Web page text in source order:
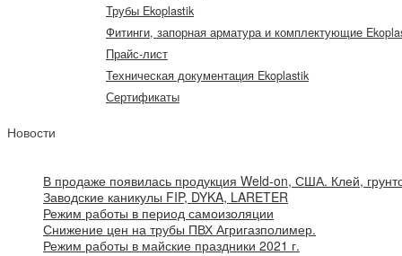
Трубы Ekoplastik
Фитинги, запорная арматура и комплектующие
Прайс-лист
Техническая документация Ekoplastik
Сертификаты
Новости
В продаже появилась продукция Weld-on, США. Клей,
Заводские каникулы FIP, DYKA, LARETER
Режим работы в период самоизоляции
Снижение цен на трубы ПВХ Агригазполимер.
Режим работы в майские праздники 2021 г.